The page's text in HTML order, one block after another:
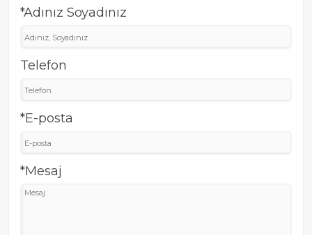
*Adınız Soyadınız
Telefon
*E-posta
*Mesaj